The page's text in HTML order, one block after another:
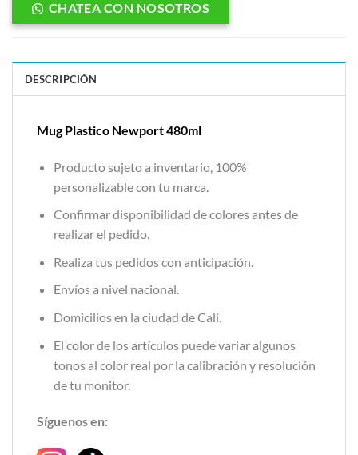
CHATEA CON NOSOTROS
DESCRIPCIÓN
Mug Plastico Newport 480ml
Producto sujeto a inventario, 100%
personalizable con tu marca.
Confirmar disponibilidad de colores antes de
realizar el pedido.
Realiza tus pedidos con anticipación.
Envíos a nivel nacional.
Domicilios en la ciudad de Cali.
El color de los artículos puede variar algunos
tonos al color real por la calibración y resolución
de tu monitor.
Síguenos en: